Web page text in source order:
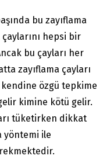
bu zayıflama
çaylarını hepsi bir
bu çayları her
zayıflama çayları
özgü tepkime
kimine kötü gelir.
tüketirken dikkat
yöntemi ile